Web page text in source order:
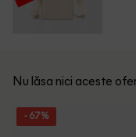
Nu lăsa nici aceste
- 67%